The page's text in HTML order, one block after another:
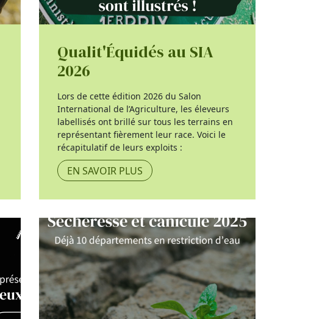
Qualit'Équidés au SIA
2026
Lors de cette édition 2026 du Salon
International de l’Agriculture, les éleveurs
labellisés ont brillé sur tous les terrains en
représentant fièrement leur race. Voici le
récapitulatif de leurs exploits :
EN SAVOIR PLUS